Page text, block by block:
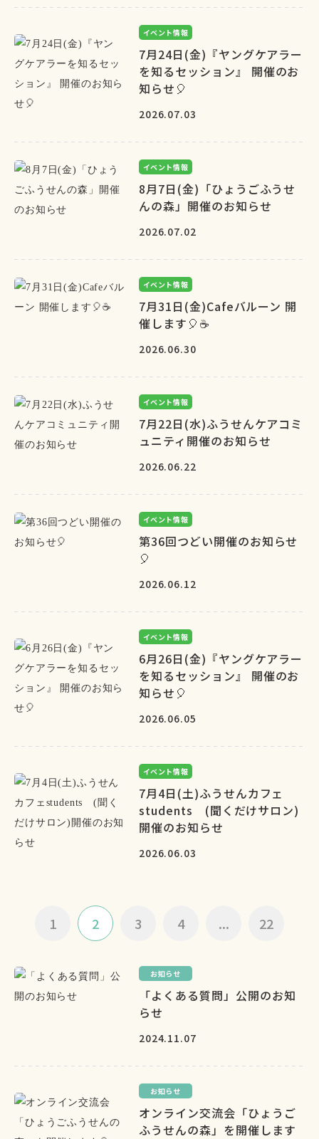
イベント情報
7月24日(金)『ヤングケアラー
を知るセッション』 開催のお
知らせ🎈
2026.07.03
イベント情報
8月7日(金)「ひょうごふうせ
んの森」開催のお知らせ
2026.07.02
イベント情報
7月31日(金)Cafeバルーン 開
催します🎈☕
2026.06.30
イベント情報
7月22日(水)ふうせんケアコミ
ュニティ開催のお知らせ
2026.06.22
イベント情報
第36回つどい開催のお知らせ
🎈
2026.06.12
イベント情報
6月26日(金)『ヤングケアラー
を知るセッション』 開催のお
知らせ🎈
2026.06.05
イベント情報
7月4日(土)ふうせんカフェ
students (聞くだけサロン)
開催のお知らせ
2026.06.03
1 2 3 4 ... 22
お知らせ
「よくある質問」公開のお知
らせ
2024.11.07
お知らせ
オンライン交流会「ひょうご
ふうせんの森」を開催します